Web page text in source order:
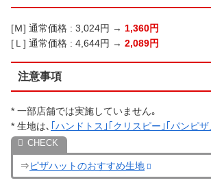
[Ｍ] 通常価格 : 3,024円 → 1,360円
[Ｌ] 通常価格 : 4,644円 → 2,089円
注意事項
* 一部店舗では実施していません｡
* 生地は､
｢ハンドトス｣｢クリスピー｣｢パンピザ
⇒ピザハットのおすすめ生地